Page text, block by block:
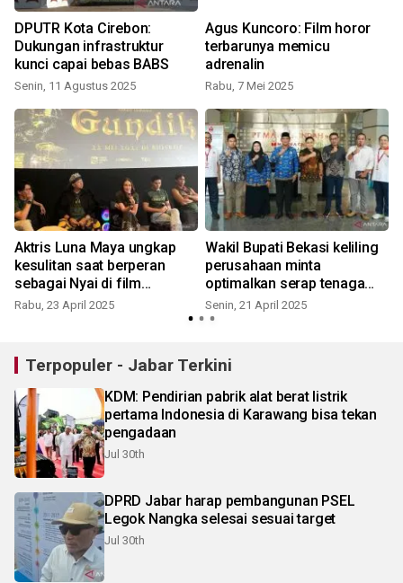
DPUTR Kota Cirebon:
Dukungan infrastruktur
kunci capai bebas BABS
Senin, 11 Agustus 2025
Agus Kuncoro: Film horor
terbarunya memicu
adrenalin
Rabu, 7 Mei 2025
Aktris Luna Maya ungkap
kesulitan saat berperan
sebagai Nyai di film
"Gundik"
Rabu, 23 April 2025
Wakil Bupati Bekasi keliling
perusahaan minta
optimalkan serap tenaga
lokal
Senin, 21 April 2025
Terpopuler - Jabar Terkini
KDM: Pendirian pabrik alat berat listrik
pertama Indonesia di Karawang bisa tekan
pengadaan
Jul 30th
DPRD Jabar harap pembangunan PSEL
Legok Nangka selesai sesuai target
Jul 30th